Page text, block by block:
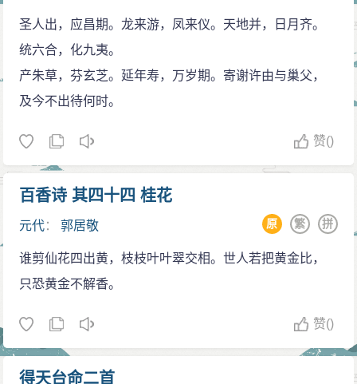
圣人出，应昌期。龙来游，凤来仪。天地并，日月齐。
统六合，化九夷。
产朱草，芬玄芝。延年寿，万岁期。寄谢许由与巢父，
及今不出待何时。
赞()
百香诗 其四十四 桂花
元代：郭居敬 拼
繁
原
谁剪仙花四出黄，枝枝叶叶翠交相。世人若把黄金比，
只恐黄金不解香。
赞()
得天台命二首